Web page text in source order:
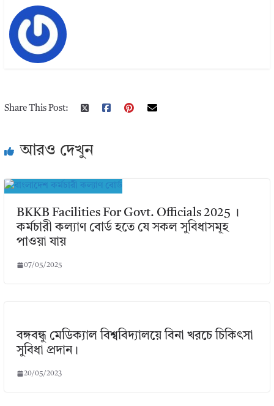
Share This Post:
আরও দেখুন
BKKB Facilities For Govt. Officials 2025 ।
কর্মচারী কল্যাণ বোর্ড হতে যে সকল সুবিধাসমূহ
পাওয়া যায়
07/05/2025
বঙ্গবন্ধু মেডিক্যাল বিশ্ববিদ্যালয়ে বিনা খরচে চিকিৎসা
সুবিধা প্রদান।
20/05/2023